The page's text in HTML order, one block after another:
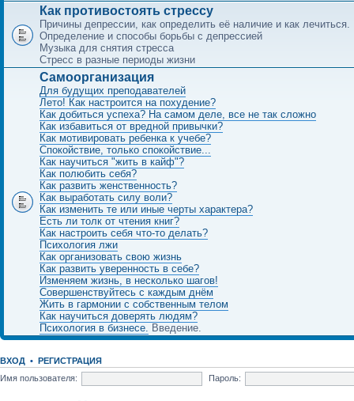
Как противостоять стрессу
Причины депрессии, как определить её наличие и как лечиться.
Определение и способы борьбы с депрессией
Музыка для снятия стресса
Стресс в разные периоды жизни
Самоорганизация
Для будущих преподавателей
Лето! Как настроится на похудение?
Как добиться успеха? На самом деле, все не так сложно
Как избавиться от вредной привычки?
Как мотивировать ребенка к учебе?
Спокойствие, только спокойствие...
Как научиться "жить в кайф"?
Как полюбить себя?
Как развить женственность?
Как выработать силу воли?
Как изменить те или иные черты характера?
Есть ли толк от чтения книг?
Как настроить себя что-то делать?
Психология лжи
Как организовать свою жизнь
Как развить уверенность в себе?
Изменяем жизнь, в несколько шагов!
Совершенствуйтесь с каждым днём
Жить в гармонии с собственным телом
Как научиться доверять людям?
Психология в бизнесе. Введение.
ВХОД • РЕГИСТРАЦИЯ
Имя пользователя:
Пароль: